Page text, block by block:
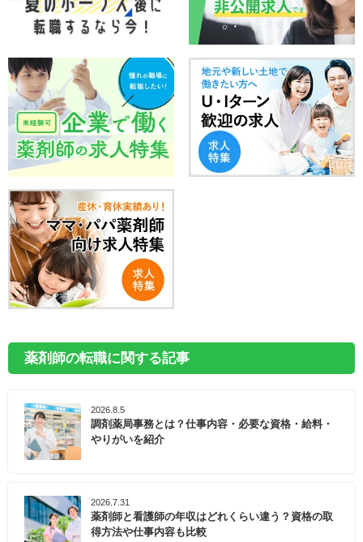
薬剤師の転職に関する記事
2026.8.5
調剤薬局事務とは？仕事内容・必要な資格・給料・
やりがいを紹介
2026.7.31
薬剤師と看護師の年収はどれくらい違う？資格の取
得方法や仕事内容も比較